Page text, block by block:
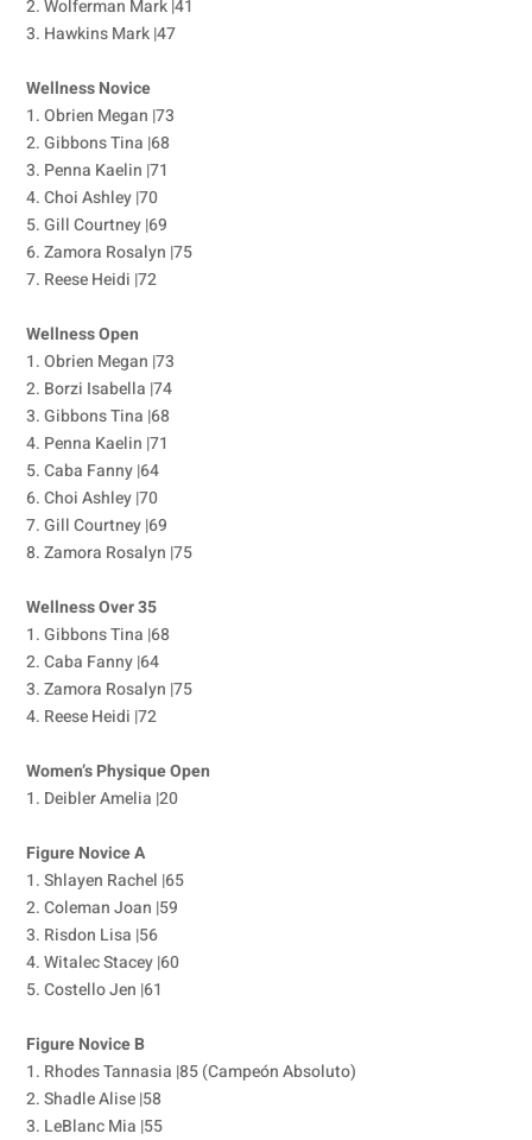
2. Wolferman Mark |41
3. Hawkins Mark |47
Wellness Novice
1. Obrien Megan |73
2. Gibbons Tina |68
3. Penna Kaelin |71
4. Choi Ashley |70
5. Gill Courtney |69
6. Zamora Rosalyn |75
7. Reese Heidi |72
Wellness Open
1. Obrien Megan |73
2. Borzi Isabella |74
3. Gibbons Tina |68
4. Penna Kaelin |71
5. Caba Fanny |64
6. Choi Ashley |70
7. Gill Courtney |69
8. Zamora Rosalyn |75
Wellness Over 35
1. Gibbons Tina |68
2. Caba Fanny |64
3. Zamora Rosalyn |75
4. Reese Heidi |72
Women’s Physique Open
1. Deibler Amelia |20
Figure Novice A
1. Shlayen Rachel |65
2. Coleman Joan |59
3. Risdon Lisa |56
4. Witalec Stacey |60
5. Costello Jen |61
Figure Novice B
1. Rhodes Tannasia |85 (Campeón Absoluto)
2. Shadle Alise |58
3. LeBlanc Mia |55